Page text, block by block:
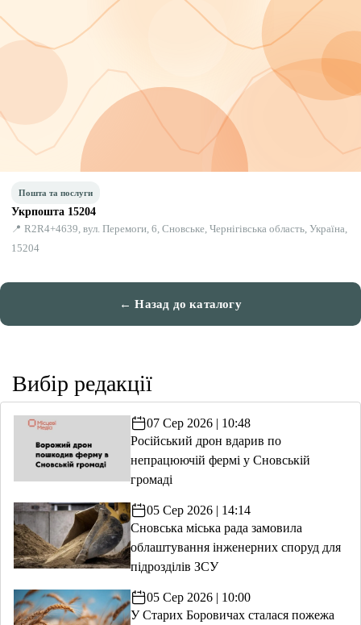
Пошта та послуги
Укрпошта 15204
📍 R2R4+4639, вул. Перемоги, 6, Сновське, Чернігівська область, Україна,
15204
← Назад до каталогу
Вибір редакції
07 Сер 2026 | 10:48
Російський дрон вдарив по
непрацюючій фермі у Сновській
громаді
05 Сер 2026 | 14:14
Сновська міська рада замовила
облаштування інженерних споруд для
підрозділів ЗСУ
05 Сер 2026 | 10:00
У Старих Боровичах сталася пожежа